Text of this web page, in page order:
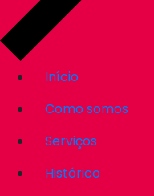
Início
Como somos
Serviços
Histórico